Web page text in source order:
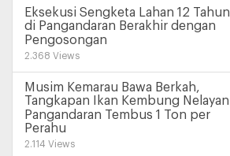
Eksekusi Sengketa Lahan 12 Tahun
di Pangandaran Berakhir dengan
Pengosongan
2.368 Views
Musim Kemarau Bawa Berkah,
Tangkapan Ikan Kembung Nelayan
Pangandaran Tembus 1 Ton per
Perahu
2.114 Views